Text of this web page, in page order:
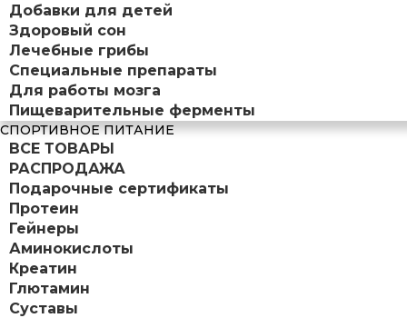
Добавки для детей
Здоровый сон
Лечебные грибы
Специальные препараты
Для работы мозга
Пищеварительные ферменты
СПОРТИВНОЕ ПИТАНИЕ
ВСЕ ТОВАРЫ
РАСПРОДАЖА
Подарочные сертификаты
Протеин
Гейнеры
Аминокислоты
Креатин
Глютамин
Суставы